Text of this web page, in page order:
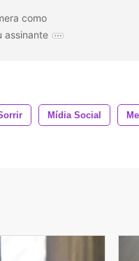
como
assinante
Mídia Social